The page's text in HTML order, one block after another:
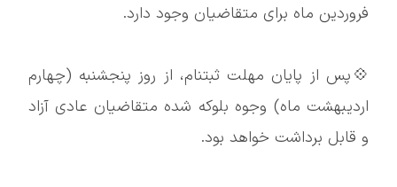
فروردین ماه برای متقاضیان وجود دارد.
💠پس از پایان مهلت ثبتنام، از روز پنجشنبه (چهارم
اردیبهشت ماه) وجوه بلوکه شده متقاضیان عادی آزاد
و قابل برداشت خواهد بود.